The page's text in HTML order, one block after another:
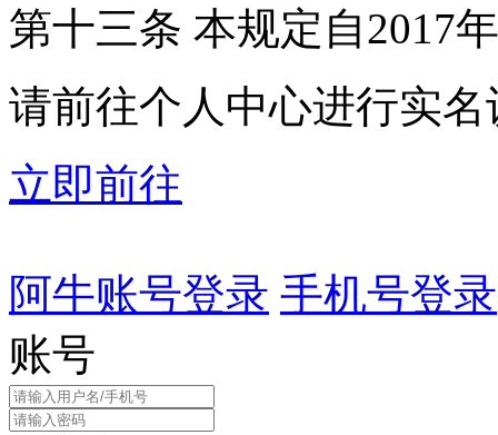
第十三条 本规定自2017
请前往个人中心进行实名
立即前往
阿牛账号登录 手机号登录
账号